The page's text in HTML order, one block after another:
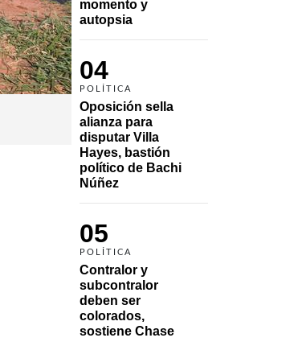
momento y
autopsia
04
POLÍTICA
Oposición sella
alianza para
disputar Villa
Hayes, bastión
político de Bachi
Núñez
05
POLÍTICA
Contralor y
subcontralor
deben ser
colorados,
sostiene Chase